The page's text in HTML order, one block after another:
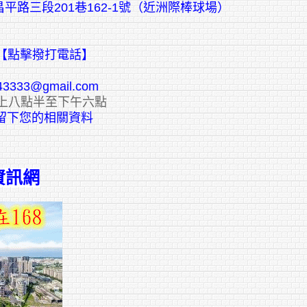
路三段201巷162-1號（近洲際棒球場）
點擊撥打電話】
八點半至下午六點
下您的相關資料
網